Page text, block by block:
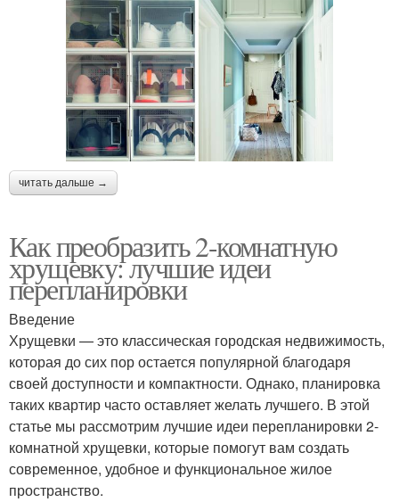
читать дальше →
Как преобразить 2-комнатную
хрущевку: лучшие идеи
перепланировки
Введение
Хрущевки — это классическая городская недвижимость,
которая до сих пор остается популярной благодаря
своей доступности и компактности. Однако, планировка
таких квартир часто оставляет желать лучшего. В этой
статье мы рассмотрим лучшие идеи перепланировки 2-
комнатной хрущевки, которые помогут вам создать
современное, удобное и функциональное жилое
пространство.